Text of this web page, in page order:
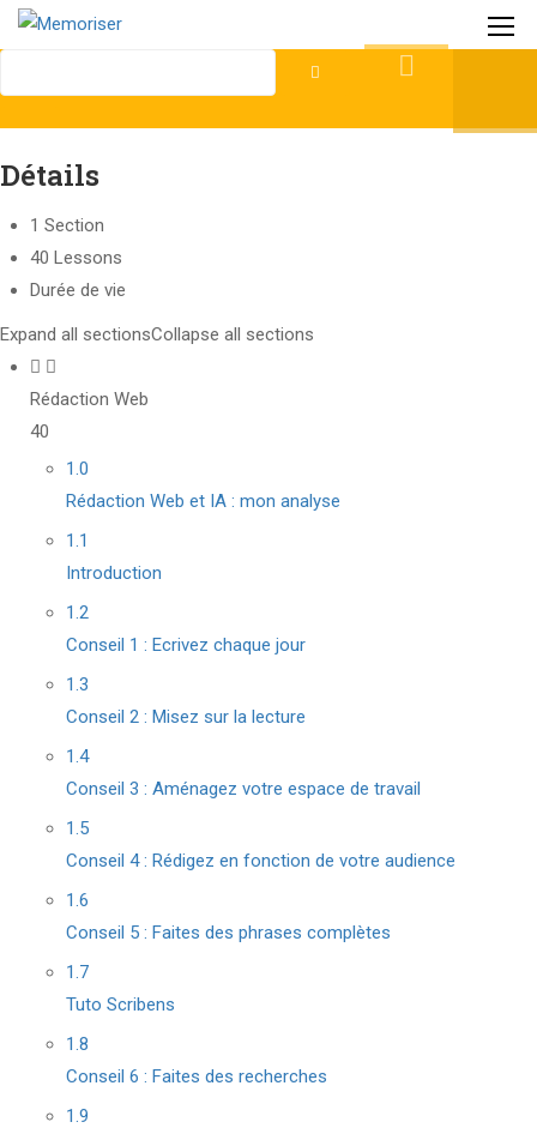
Détails
1 Section
40 Lessons
Durée de vie
Expand all sectionsCollapse all sections
Rédaction Web
40
1.0
Rédaction Web et IA : mon analyse
1.1
Introduction
1.2
Conseil 1 : Ecrivez chaque jour
1.3
Conseil 2 : Misez sur la lecture
1.4
Conseil 3 : Aménagez votre espace de travail
1.5
Conseil 4 : Rédigez en fonction de votre audience
1.6
Conseil 5 : Faites des phrases complètes
1.7
Tuto Scribens
1.8
Conseil 6 : Faites des recherches
1.9